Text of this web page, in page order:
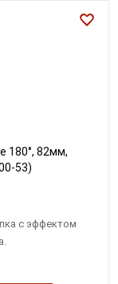
180°, 82мм,
53)
с эффектом